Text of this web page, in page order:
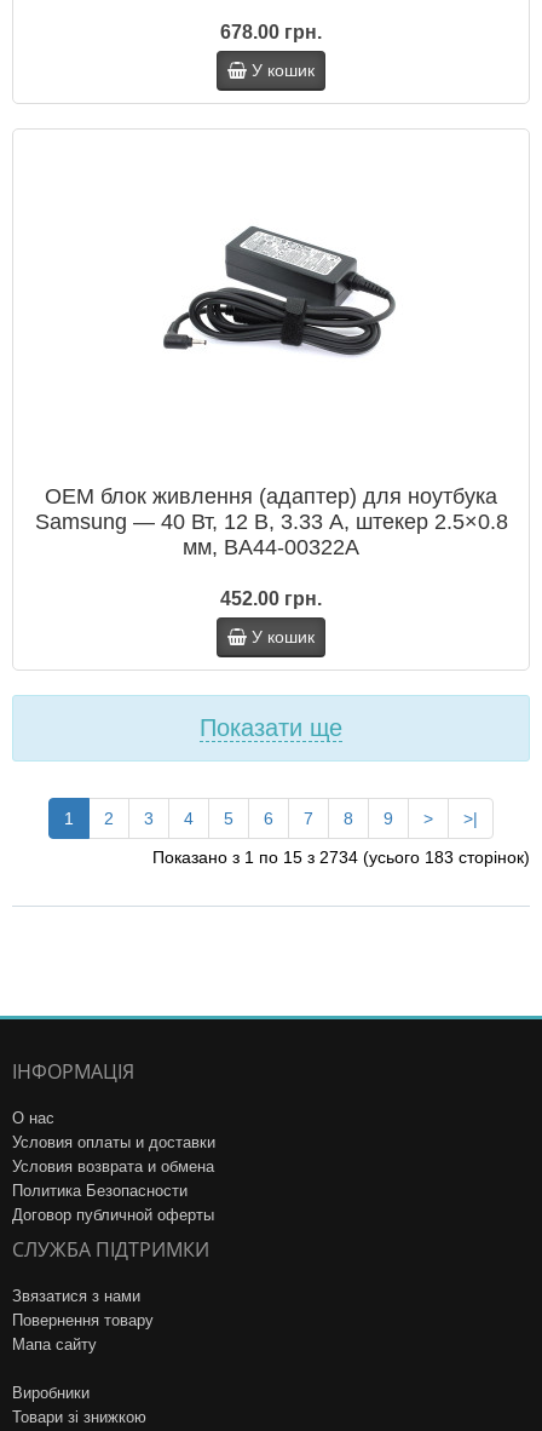
678.00 грн.
У кошик
OEM блок живлення (адаптер) для ноутбука
Samsung — 40 Вт, 12 В, 3.33 A, штекер 2.5×0.8
мм, BA44-00322A
452.00 грн.
У кошик
Показати ще
1 2 3 4 5 6 7 8 9 >
>|
Показано з 1 по 15 з 2734 (усього 183 сторінок)
ІНФОРМАЦІЯ
О нас
Условия оплаты и доставки
Условия возврата и обмена
Политика Безопасности
Договор публичной оферты
СЛУЖБА ПІДТРИМКИ
Звязатися з нами
Повернення товару
Мапа сайту
Виробники
Товари зі знижкою